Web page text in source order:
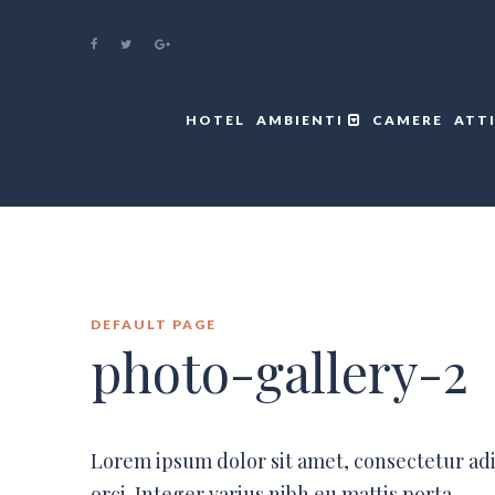
HOTEL AMBIENTI CAMERE
DEFAULT PAGE
photo-gallery-2
Lorem ipsum dolor sit amet, consectetur